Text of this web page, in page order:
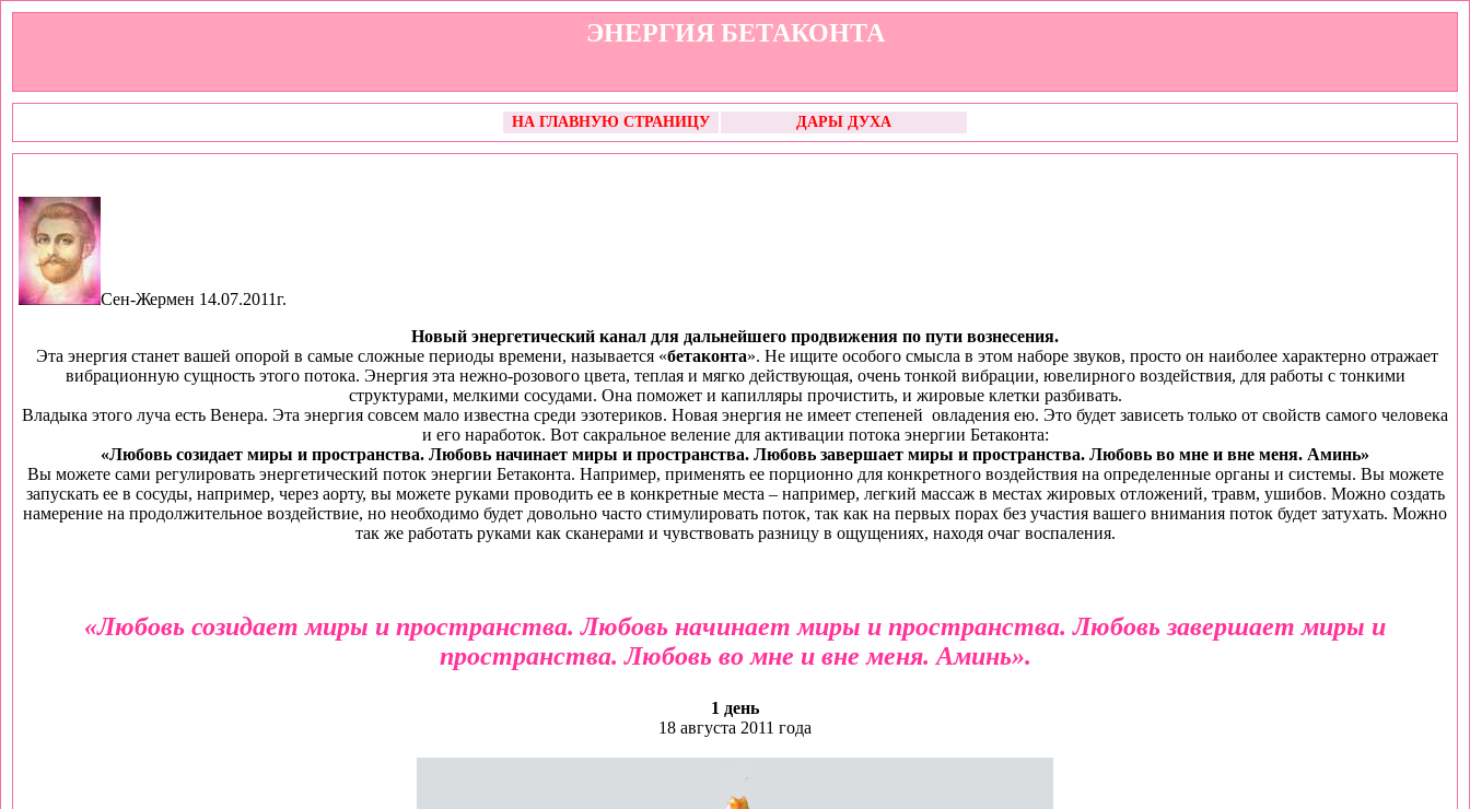
ЭНЕРГИЯ БЕТАКОНТА
НА ГЛАВНУЮ СТРАНИЦУ ДАРЫ ДУХА
Сен-Жермен 14.07.2011г.
Новый энергетический канал для дальнейшего продвижения по пути вознесения.
Эта энергия станет вашей опорой в самые сложные периоды времени, называется «бетаконта». Не ищите особого смысла в этом наборе звуков, просто он наиболее характерно отражает
вибрационную сущность этого потока. Энергия эта нежно-розового цвета, теплая и мягко действующая, очень тонкой вибрации, ювелирного воздействия, для работы с тонкими
структурами, мелкими сосудами. Она поможет и капилляры прочистить, и жировые клетки разбивать.
Владыка этого луча есть Венера. Эта энергия совсем мало известна среди эзотериков. Новая энергия не имеет степеней овладения ею. Это будет зависеть только от свойств самого человека
и его наработок. Вот сакральное веление для активации потока энергии Бетаконта:
«Любовь созидает миры и пространства. Любовь начинает миры и пространства. Любовь завершает миры и пространства. Любовь во мне и вне меня. Аминь»
Вы можете сами регулировать энергетический поток энергии Бетаконта. Например, применять ее порционно для конкретного воздействия на определенные органы и системы. Вы можете
запускать ее в сосуды, например, через аорту, вы можете руками проводить ее в конкретные места – например, легкий массаж в местах жировых отложений, травм, ушибов. Можно создать
намерение на продолжительное воздействие, но необходимо будет довольно часто стимулировать поток, так как на первых порах без участия вашего внимания поток будет затухать. Можно
так же работать руками как сканерами и чувствовать разницу в ощущениях, находя очаг воспаления.
«Любовь созидает миры и пространства. Любовь начинает миры и пространства. Любовь завершает миры и
пространства. Любовь во мне и вне меня. Аминь».
1 день
18 августа 2011 года